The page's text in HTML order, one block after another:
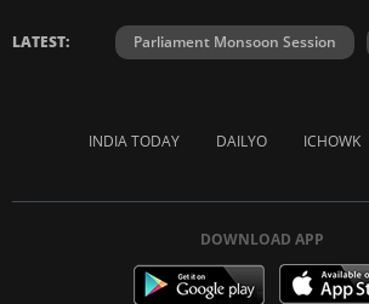
LATEST: Parliament Monsoon Session
INDIA TODAY DAILYO ICHOWK
DOWNLOAD APP